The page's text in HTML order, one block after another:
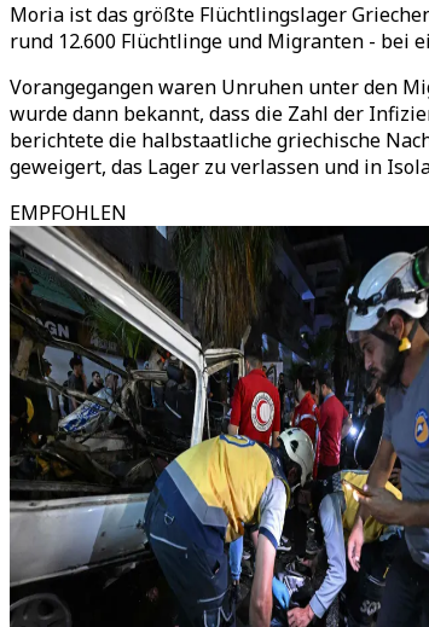
Moria ist das größte Flüchtlingslager
rund 12.600 Flüchtlinge und Migranten - bei
Vorangegangen waren Unruhen unter den
wurde dann bekannt, dass die Zahl der
berichtete die halbstaatliche griechische
geweigert, das Lager zu verlassen und in
EMPFOHLEN